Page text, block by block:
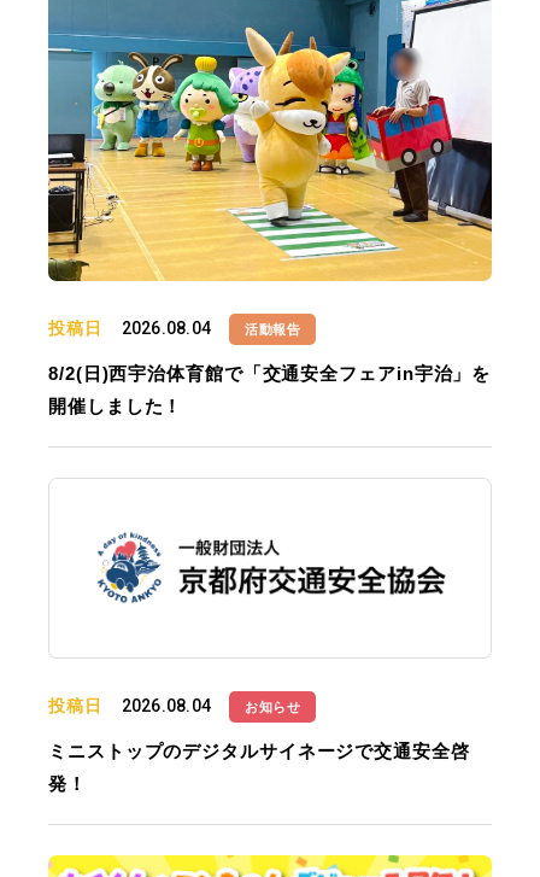
投稿日 2026.08.04 活動報告
8/2(日)西宇治体育館で「交通安全フェアin宇治」を
開催しました！
投稿日 2026.08.04 お知らせ
ミニストップのデジタルサイネージで交通安全啓
発！